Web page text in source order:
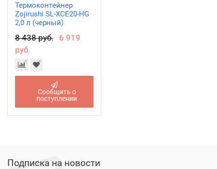
Термоконтейнер
Zojirushi SL-XCE20-HG
2,0 л (черный)
8 438 руб.
6 919
руб.
Сообщить о
поступлении
Подписка на новости